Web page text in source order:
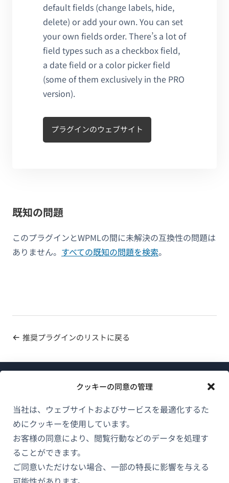
クッキーの同意の管理
当社は、ウェブサイトおよびサービスを最適化するた
めにクッキーを使用しています。
お客様の同意により、閲覧行動などのデータを処理す
ることができます。
ご同意いただけない場合、一部の特長に影響を与える
default fields (change labels, hide,
delete) or add your own. You can set
your own fields order. There’s a lot of
field types such as a checkbox field,
a date field or a color picker field
(some of them exclusively in the PRO
version).
プラグインのウェブサイト
既知の問題
このプラグインとWPMLの間に未解決の互換性の問題は
ありません。 すべての既知の問題を検索。
推奨プラグインのリストに戻る
WPMLについて
GDPRおよびプライバシーポリシー
チームに参加（新